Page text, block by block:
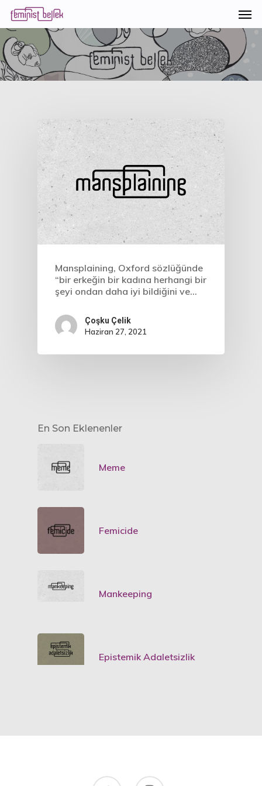
Mansplaining, Oxford sözlüğünde
“bir erkeğin bir kadına herhangi bir
şeyi ondan daha iyi bildiğini ve…
Çoşku Çelik
Haziran 27, 2021
En Son Eklenenler
Meme
Femicide
Mankeeping
Epistemik Adaletsizlik